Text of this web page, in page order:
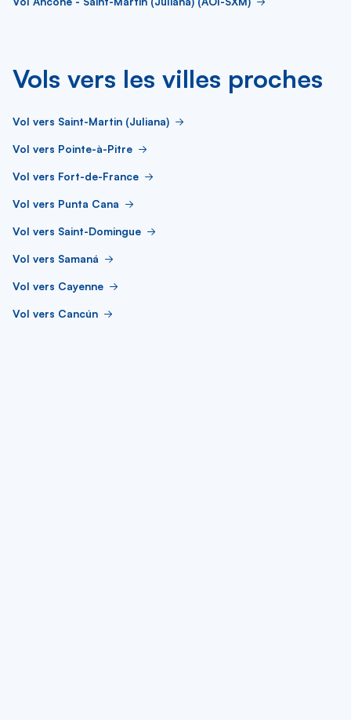
Vols vers les villes proches
Vol vers Saint-Martin (Juliana)
Vol vers Pointe-à-Pitre
Vol vers Fort-de-France
Vol vers Punta Cana
Vol vers Saint-Domingue
Vol vers Samaná
Vol vers Cayenne
Vol vers Cancún